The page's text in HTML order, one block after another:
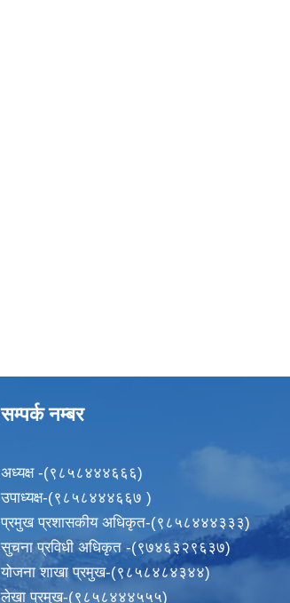
सम्पर्क नम्बर
अध्यक्ष -(९८५८४४४६६६)
उपाध्यक्ष-(९८५८४४४६६७ )
प्रमुख प्रशासकीय अधिकृत-(९८५८४४४३३३)
सुचना प्रविधी अधिकृत -(९७४६३२९६३७)
योजना शाखा प्रमुख-(९८५८४८४३४४)
लेखा प्रमुख-(९८५८४४४५५५)